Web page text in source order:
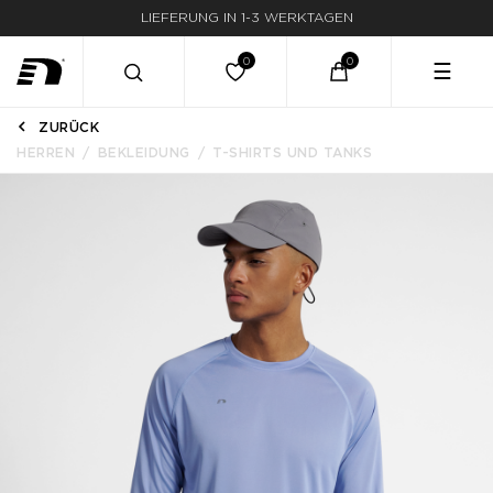
LIEFERUNG IN 1-3 WERKTAGEN
☰
ZURÜCK
HERREN
BEKLEIDUNG T-SHIRTS UND TANKS